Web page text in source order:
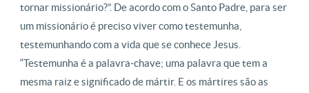
tornar missionário?”. De acordo com o Santo Padre, para ser
um missionário é preciso viver como testemunha,
testemunhando com a vida que se conhece Jesus.
“Testemunha é a palavra-chave; uma palavra que tem a
mesma raiz e significado de mártir. E os mártires são as